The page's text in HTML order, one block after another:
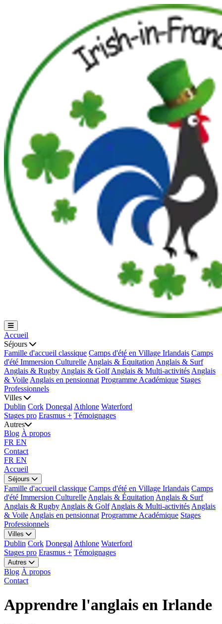
Accueil
Séjours
Famille d'accueil classique Camps d'été en Village Irlandais Camps
d'été Immersion Culturelle Anglais & Équitation Anglais & Surf
Anglais & Rugby Anglais & Golf Anglais & Multi-activités Anglais
& Voile Anglais en pensionnat Programme Académique Stages
Professionnels
Villes
Dublin Cork Donegal Athlone Waterford
Stages pro Erasmus + Témoignages
Autres
Blog À propos
FR EN
Contact
FR EN
Accueil
Séjours
Famille d'accueil classique Camps d'été en Village Irlandais Camps
d'été Immersion Culturelle Anglais & Équitation Anglais & Surf
Anglais & Rugby Anglais & Golf Anglais & Multi-activités Anglais
& Voile Anglais en pensionnat Programme Académique Stages
Professionnels
Villes
Dublin Cork Donegal Athlone Waterford
Stages pro Erasmus + Témoignages
Autres
Blog À propos
Contact
Apprendre l'anglais en Irlande